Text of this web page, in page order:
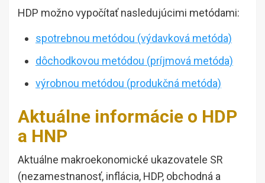
HDP možno vypočítať nasledujúcimi metódami:
spotrebnou metódou (výdavková metóda)
dôchodkovou metódou (príjmová metóda)
výrobnou metódou (produkčná metóda)
Aktuálne informácie o HDP
a HNP
Aktuálne makroekonomické ukazovatele SR
(nezamestnanosť, inflácia, HDP, obchodná a